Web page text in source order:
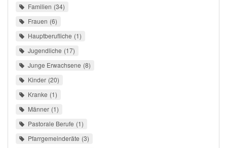
Familien 34
Frauen 6
Hauptberufliche 1
Jugendliche 17
Junge Erwachsene 8
Kinder 20
Kranke 1
Männer 1
Pastorale Berufe 1
Pfarrgemeinderäte 3